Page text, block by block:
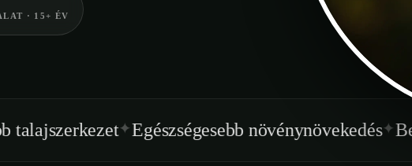
· 15+ ÉV
✦Egészségesebb növénynövekedés✦Beltéren is